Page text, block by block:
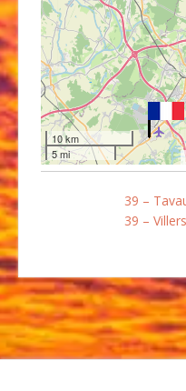
10 km
5 mi
39 –
39 –